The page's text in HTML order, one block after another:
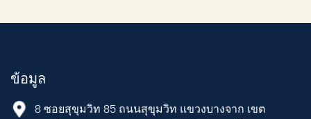
ข้อมูล
8 ซอยสุขุมวิท 85 ถนนสุขุมวิท แขวงบางจาก เขต